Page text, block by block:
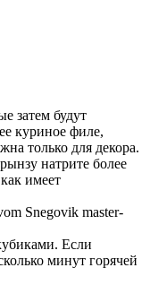
затем будут
куриное филе,
только для декора.
натрите более
имеет
Если
минут горячей